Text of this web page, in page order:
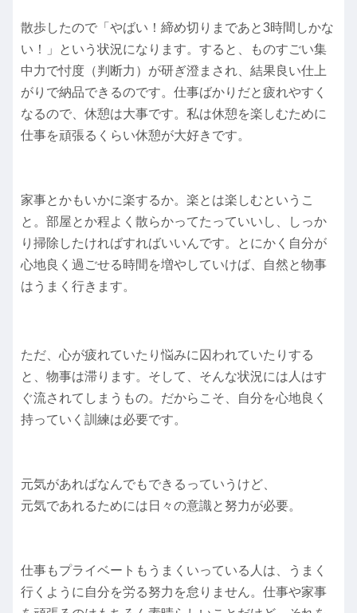
散歩したので「やばい！締め切りまであと3時間しかな
い！」という状況になります。すると、ものすごい集
中力で忖度（判断力）が研ぎ澄まされ、結果良い仕上
がりで納品できるのです。仕事ばかりだと疲れやすく
なるので、休憩は大事です。私は休憩を楽しむために
仕事を頑張るくらい休憩が大好きです。
家事とかもいかに楽するか。楽とは楽しむというこ
と。部屋とか程よく散らかってたっていいし、しっか
り掃除したければすればいいんです。とにかく自分が
心地良く過ごせる時間を増やしていけば、自然と物事
はうまく行きます。
ただ、心が疲れていたり悩みに囚われていたりする
と、物事は滞ります。そして、そんな状況には人はす
ぐ流されてしまうもの。だからこそ、自分を心地良く
持っていく訓練は必要です。
元気があればなんでもできるっていうけど、
元気であれるためには日々の意識と努力が必要。
仕事もプライベートもうまくいっている人は、うまく
行くように自分を労る努力を怠りません。仕事や家事